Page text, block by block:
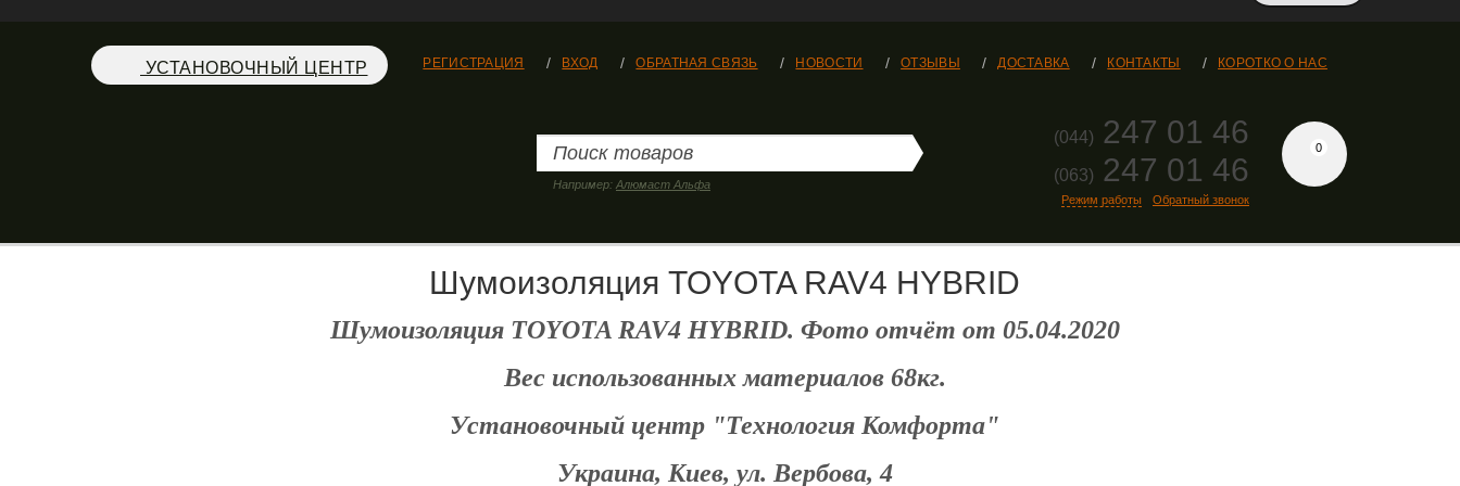
УСТАНОВОЧНЫЙ ЦЕНТР РЕГИСТРАЦИЯ ВХОД ОБРАТНАЯ СВЯЗЬ НОВОСТИ ОТЗЫВЫ ДОСТАВКА КОНТАКТЫ КОРОТКО О НАС
Например: Алюмаст Альфа
(044) 247 01 46
(063) 247 01 46
Режим работы Обратный звонок
0
Шумоизоляция TOYOTA RAV4 HYBRID
Шумоизоляция TOYOTA RAV4 HYBRID. Фото отчёт от 05.04.2020
Вес использованных материалов 68кг.
Установочный центр "Технология Комфорта"
Украина, Киев, ул. Вербова, 4